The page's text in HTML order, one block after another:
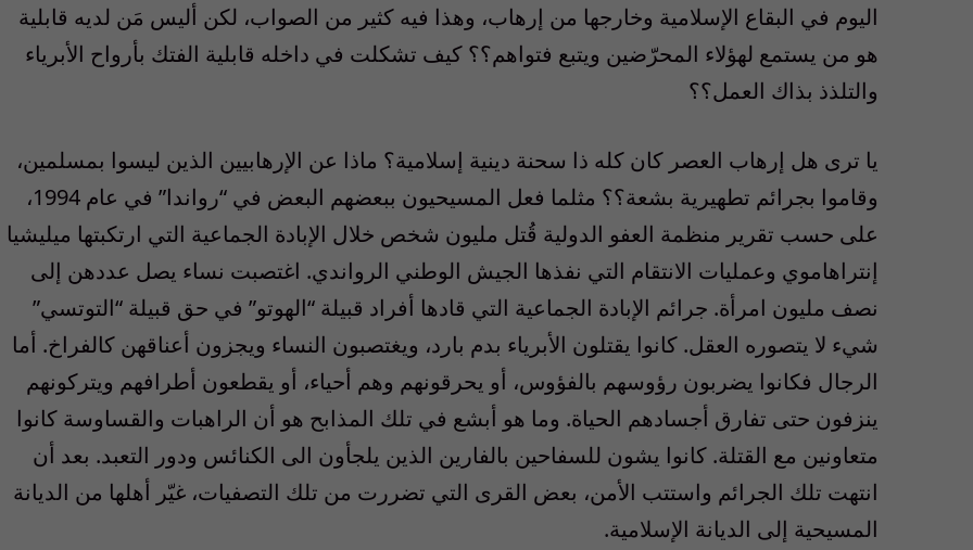
اليوم في البقاع الإسلامية وخارجها من إرهاب، وهذا فيه كثير من الصواب، لكن أليس مَن لديه قابلية
هو من يستمع لهؤلاء المحرّضين ويتبع فتواهم؟؟ كيف تشكلت في داخله قابلية الفتك بأرواح الأبرياء
والتلذذ بذاك العمل؟؟
يا ترى هل إرهاب العصر كان كله ذا سحنة دينية إسلامية؟ ماذا عن الإرهابيين الذين ليسوا بمسلمين،
وقاموا بجرائم تطهيرية بشعة؟؟ مثلما فعل المسيحيون ببعضهم البعض في “رواندا” في عام 1994،
على حسب تقرير منظمة العفو الدولية قُتل مليون شخص خلال الإبادة الجماعية التي ارتكبتها ميليشيا
إنتراهاموي وعمليات الانتقام التي نفذها الجيش الوطني الرواندي. اغتصبت نساء يصل عددهن إلى
نصف مليون امرأة. جرائم الإبادة الجماعية التي قادها أفراد قبيلة “الهوتو” في حق قبيلة “التوتسي”
شيء لا يتصوره العقل. كانوا يقتلون الأبرياء بدم بارد، ويغتصبون النساء ويجزون أعناقهن كالفراخ. أما
الرجال فكانوا يضربون رؤوسهم بالفؤوس، أو يحرقونهم وهم أحياء، أو يقطعون أطرافهم ويتركونهم
ينزفون حتى تفارق أجسادهم الحياة. وما هو أبشع في تلك المذابح هو أن الراهبات والقساوسة كانوا
متعاونين مع القتلة. كانوا يشون للسفاحين بالفارين الذين يلجأون الى الكنائس ودور التعبد. بعد أن
انتهت تلك الجرائم واستتب الأمن، بعض القرى التي تضررت من تلك التصفيات، غيّر أهلها من الديانة
المسيحية إلى الديانة الإسلامية.